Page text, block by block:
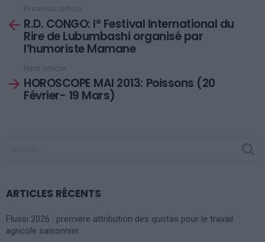
more
Previous article
R.D. CONGO: I° Festival International du
Rire de Lubumbashi organisé par
l’humoriste Mamane
Next article
HOROSCOPE MAI 2013: Poissons (20
Février- 19 Mars)
ARTICLES RÉCENTS
Flussi 2026 : première attribution des quotas pour le travail
agricole saisonnier